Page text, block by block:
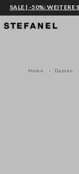
ZUM HAUPTINHALT
SALE | -50%: WEITERE
Home Damen